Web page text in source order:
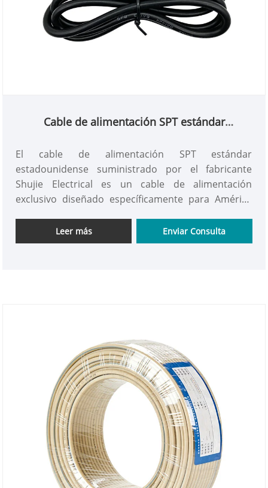
Cable de alimentación SPT estándar
El cable de alimentación SPT estándar
estadounidense suministrado por el fabricante
Shujie Electrical es un cable de alimentación
exclusivo diseñado específicamente para América
estándares estadounidenses. Lo desarrollamos y
producimos profesionalmente y sigue
Leer más Enviar Consulta